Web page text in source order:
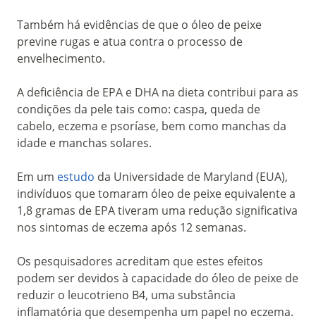
Também há evidências de que o óleo de peixe
previne rugas e atua contra o processo de
envelhecimento.
A deficiência de EPA e DHA na dieta contribui para as
condições da pele tais como: caspa, queda de
cabelo, eczema e psoríase, bem como manchas da
idade e manchas solares.
Em um estudo da Universidade de Maryland (EUA),
indivíduos que tomaram óleo de peixe equivalente a
1,8 gramas de EPA tiveram uma redução significativa
nos sintomas de eczema após 12 semanas.
Os pesquisadores acreditam que estes efeitos
podem ser devidos à capacidade do óleo de peixe de
reduzir o leucotrieno B4, uma substância
inflamatória que desempenha um papel no eczema.